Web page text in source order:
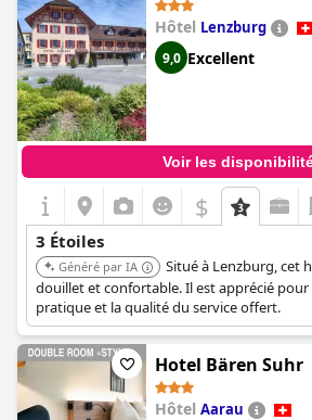
Hôtel Lenzburg
9,0 Excellent
Voir les
$
3 Étoiles
Généré par IA
Situé à Lenzburg, cet
douillet et confortable. Il est apprécié
pratique et la qualité du service offert.
Hotel Bären Suhr
Hôtel Aarau